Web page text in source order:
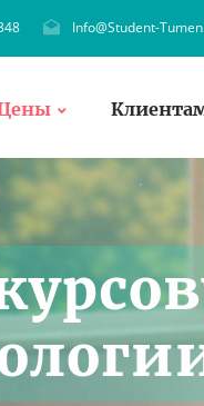
Info@Student-